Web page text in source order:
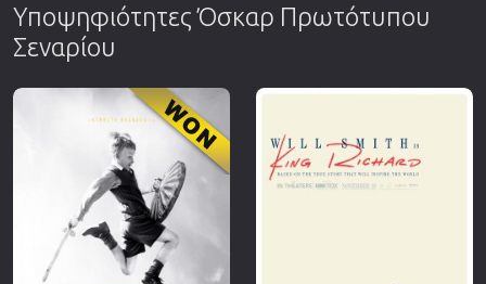
Υποψηφιότητες Όσκαρ Πρωτότυπου
Σεναρίου